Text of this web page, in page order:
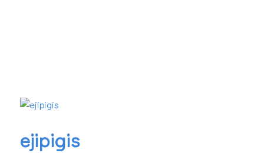
ejipigis